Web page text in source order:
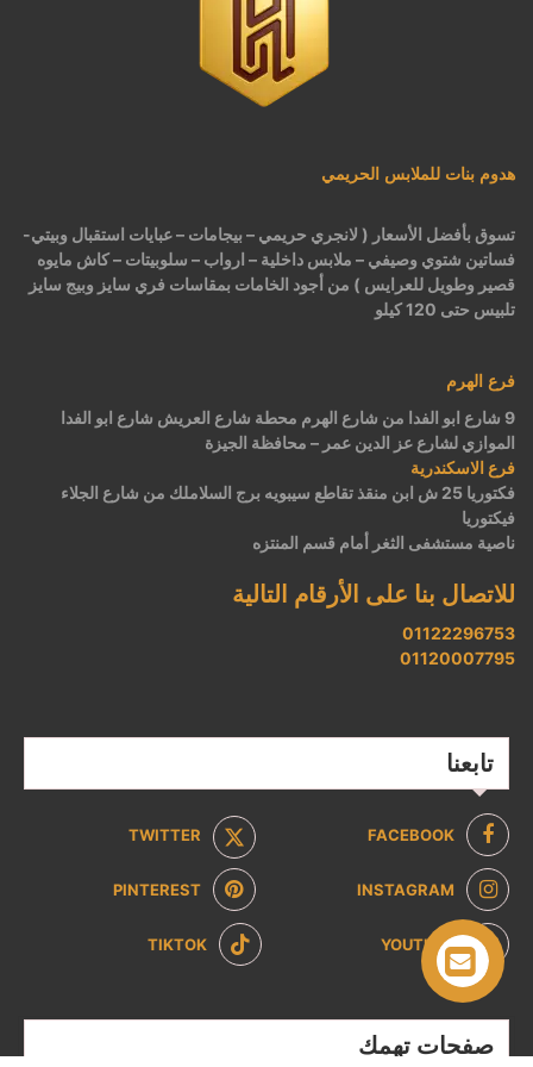
هدوم بنات للملابس الحريمي
تسوق بأفضل الأسعار ( لانجري حريمي – بيجامات – عبايات استقبال وبيتي-
فساتين شتوي وصيفي – ملابس داخلية – ارواب – سلوبيتات – كاش مايوه
قصير وطويل للعرايس ) من أجود الخامات بمقاسات فري سايز وبيج سايز
تلبيس حتى 120 كيلو
فرع الهرم
9 شارع ابو الفدا من شارع الهرم محطة شارع العريش شارع ابو الفدا
الموازي لشارع عز الدين عمر – محافظة الجيزة
فرع الاسكندرية
فكتوريا 25 ش ابن منقذ تقاطع سيبويه برج السلاملك من شارع الجلاء
فيكتوريا
ناصية مستشفى الثغر أمام قسم المنتزه
للاتصال بنا على الأرقام التالية
01122296753
01120007795
تابعنا
FACEBOOK
TWITTER
INSTAGRAM
PINTEREST
YOUTUBE
TIKTOK
صفحات تهمك